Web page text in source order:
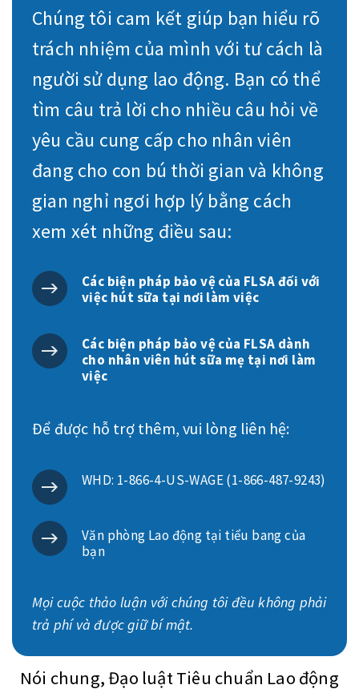
Nói chung, Đạo luật Tiêu chuẩn Lao động
Chúng tôi cam kết giúp bạn hiểu rõ
trách nhiệm của mình với tư cách là
người sử dụng lao động. Bạn có thể
tìm câu trả lời cho nhiều câu hỏi về
yêu cầu cung cấp cho nhân viên
đang cho con bú thời gian và không
gian nghỉ ngơi hợp lý bằng cách
xem xét những điều sau:
Các biện pháp bảo vệ của FLSA đối với
việc hút sữa tại nơi làm việc
Các biện pháp bảo vệ của FLSA dành
cho nhân viên hút sữa mẹ tại nơi làm
việc
Để được hỗ trợ thêm, vui lòng liên hệ:
WHD: 1-866-4-US-WAGE (1-866-487-9243)
Văn phòng Lao động tại tiểu bang của
bạn
Mọi cuộc thảo luận với chúng tôi đều không phải
trả phí và được giữ bí mật.